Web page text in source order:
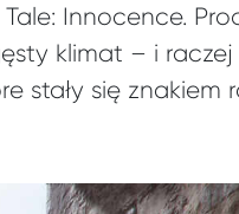
Innocence.
klimat – i
stały się znakiem